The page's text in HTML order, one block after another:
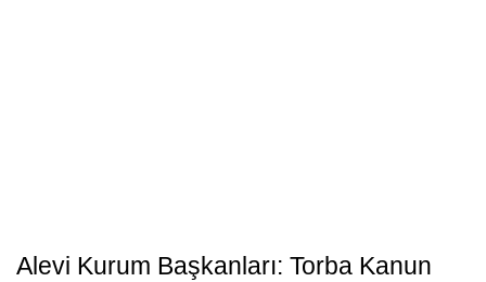
Alevi Kurum Başkanları: Torba Kanun